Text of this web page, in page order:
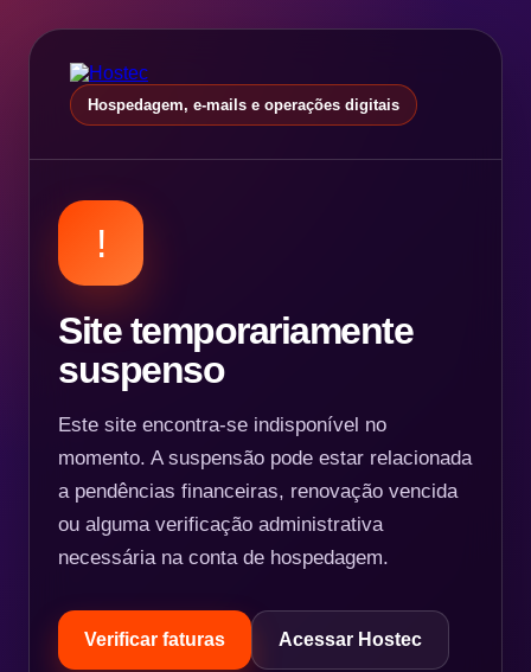
Hospedagem, e-mails e operações digitais
!
Site temporariamente
suspenso
Este site encontra-se indisponível no
momento. A suspensão pode estar relacionada
a pendências financeiras, renovação vencida
ou alguma verificação administrativa
necessária na conta de hospedagem.
Verificar faturas Acessar Hostec